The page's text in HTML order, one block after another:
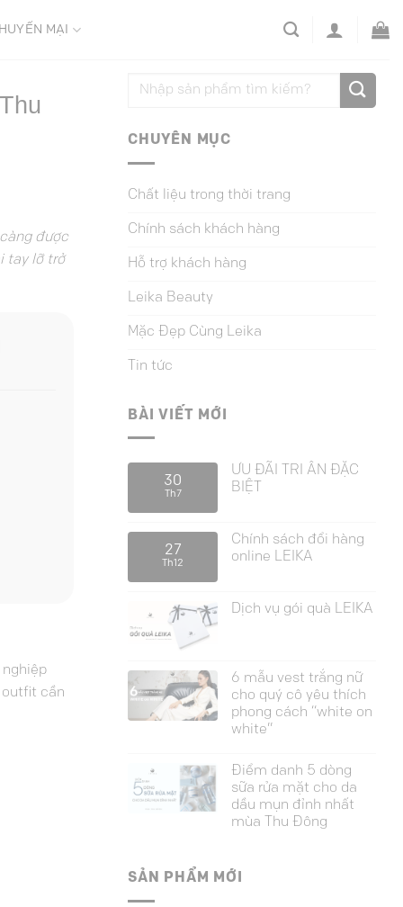
MẠI
được
tay lỡ trở
outfit cần
CHUYÊN MỤC
Chất liệu trong thời trang
Chính sách khách hàng
Hỗ trợ khách hàng
Leika Beauty
Mặc Đẹp Cùng Leika
Tin tức
BÀI VIẾT MỚI
30
Th7
ƯU ĐÃI TRI ÂN ĐẶC
BIỆT
27
Th12
Chính sách đổi hàng
online LEIKA
Dịch vụ gói quà LEIKA
6 mẫu vest trắng nữ
cho quý cô yêu thích
phong cách “white on
white”
Điểm danh 5 dòng
sữa rửa mặt cho da
dầu mụn đỉnh nhất
mùa Thu Đông
SẢN PHẨM MỚI